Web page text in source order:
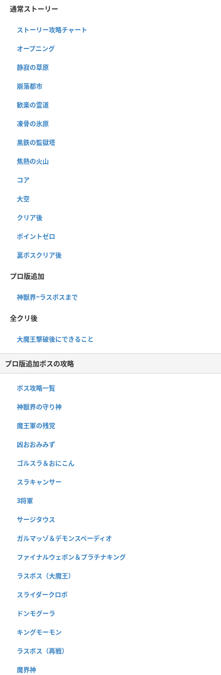
通常ストーリー
ストーリー攻略チャート
オープニング
静寂の草原
崩落都市
歓楽の霊道
凍骨の氷原
黒鉄の監獄塔
焦熱の火山
コア
大空
クリア後
ポイントゼロ
裏ボスクリア後
プロ版追加
神獣界~ラスボスまで
全クリ後
大魔王撃破後にできること
プロ版追加ボスの攻略
ボス攻略一覧
神獣界の守り神
魔王軍の残党
凶おおみみず
ゴルスラ＆おにこん
スラキャンサー
3将軍
サージタウス
ガルマッゾ＆デモンスペーディオ
ファイナルウェポン＆プラチナキング
ラスボス（大魔王）
スライダークロボ
ドンモグーラ
キングモーモン
ラスボス（再戦）
魔界神